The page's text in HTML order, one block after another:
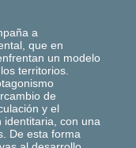
a
que en
un modelo
territorios.
de
y el
identitaria, con una
De esta forma